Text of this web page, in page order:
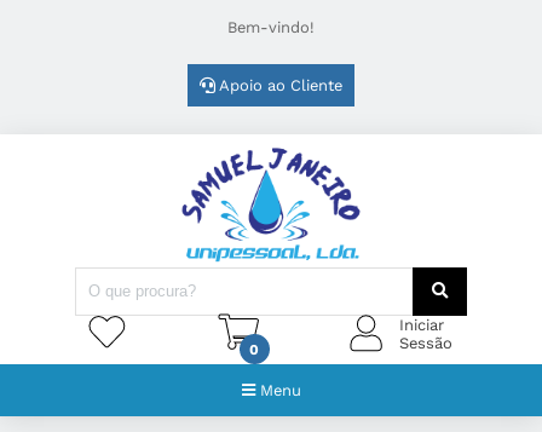
Bem-vindo!
Apoio ao Cliente
0
Iniciar
Sessão
Menu